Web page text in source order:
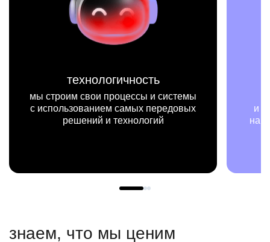
процессы и системы
самых передовых
и технологий
мы на
и примерах видим,
нашей работы
знаем, что мы ценим